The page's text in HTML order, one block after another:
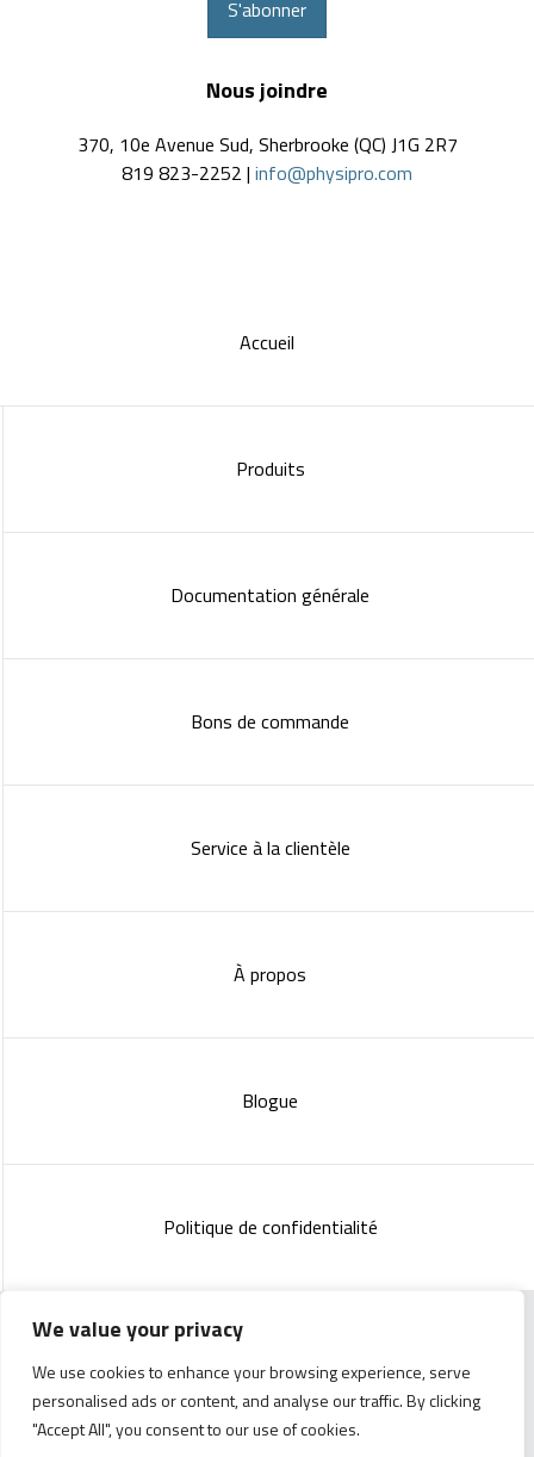
We value your privacy
We use cookies to enhance your browsing experience, serve
personalised ads or content, and analyse our traffic. By clicking
"Accept All", you consent to our use of cookies.
S'abonner
Nous joindre
370, 10e Avenue Sud, Sherbrooke (QC) J1G 2R7
819 823-2252 | info@physipro.com
Accueil
Produits
Documentation générale
Bons de commande
Service à la clientèle
À propos
Blogue
Politique de confidentialité
Copyright 2023 :Standish Communications& Mélissa
Lachance